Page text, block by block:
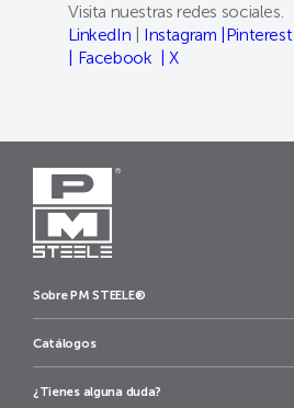
Visita nuestras redes sociales.
LinkedIn
Instagram | Pinterest |
Facebook | X
Sobre PM STEELE®
Catálogos
¿Tienes alguna duda?